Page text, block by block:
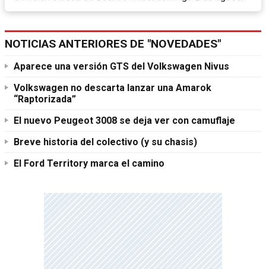
NOTICIAS ANTERIORES DE "NOVEDADES"
Aparece una versión GTS del Volkswagen Nivus
Volkswagen no descarta lanzar una Amarok
“Raptorizada”
El nuevo Peugeot 3008 se deja ver con camuflaje
Breve historia del colectivo (y su chasis)
El Ford Territory marca el camino